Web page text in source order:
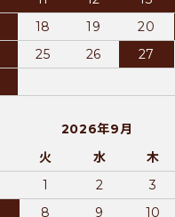
18 19 20
25 26 27
2026年9月
火 水 木
1
2 3
8 9 10